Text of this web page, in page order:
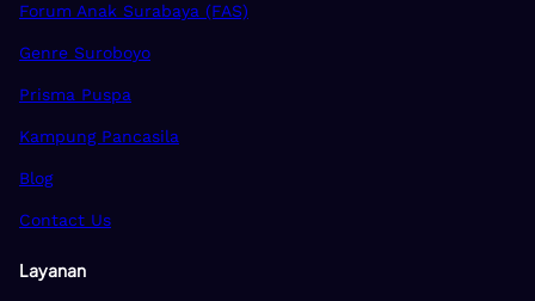
Forum Anak Surabaya (FAS)
Genre Suroboyo
Prisma Puspa
Kampung Pancasila
Blog
Contact Us
Layanan